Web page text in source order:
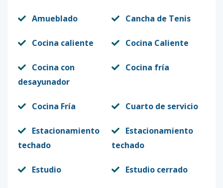
Amueblado Cancha de Tenis
Cocina caliente Cocina Caliente
Cocina con
desayunador
Cocina fría
Cocina Fría Cuarto de servicio
Estacionamiento
techado
Estacionamiento
techado
Estudio Estudio cerrado